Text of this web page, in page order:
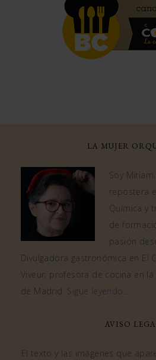
LA MUJER
Soy
repostera
Química y
de
pasión
Divulgadora gastronómica en El
Viveur, profesora de cocina en
de Madrid. Sigue leyendo…
AVISO
El texto y las imágenes que